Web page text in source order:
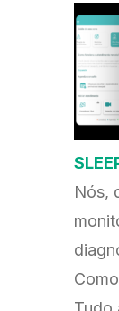
Nós,